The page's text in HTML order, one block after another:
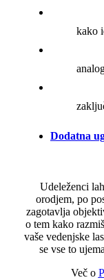
kako
Dodatna
Udeleženci
orodjem, po
zagotavlja
o tem kako
vaše vedenjske
se vse to
Več o